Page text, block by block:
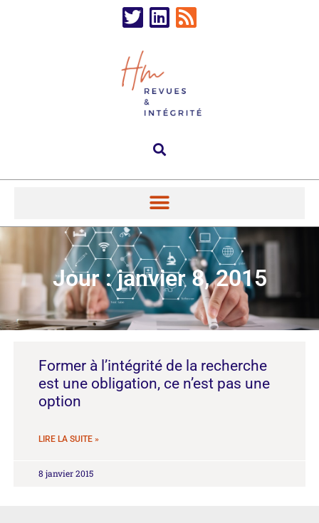
Jour : janvier 8, 2015
Former à l’intégrité de la recherche
est une obligation, ce n’est pas une
option
LIRE LA SUITE »
8 janvier 2015